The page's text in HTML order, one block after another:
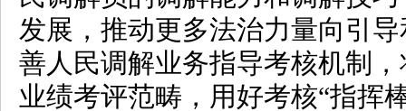
发展，推动更多法治力量向引
善人民调解业务指导考核机制
业绩考评范畴，用好考核“指挥